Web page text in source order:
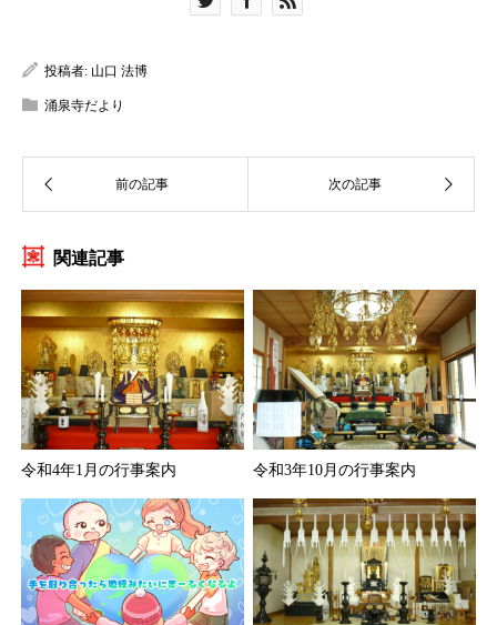
投稿者: 山口 法博
涌泉寺だより
関連記事
令和4年1月の行事案内 令和3年10月の行事案内